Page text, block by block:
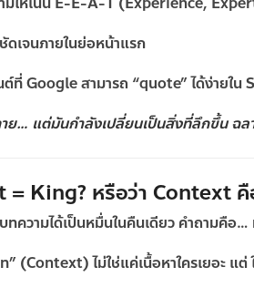
ดเจนภายในย่อหน้าแรก
ที่ Google สามารถ “quote” ได้ง่ายใน
าย… แต่มันกำลังเปลี่ยนเป็นสิ่งที่ลึกขึ้น ฉ
King? หรือว่า Context คื
ทความได้เป็นหมื่นในคืนเดียว คำถามคือ
(Context) ไม่ใช่แค่เนื้อหาใครเยอะ แต่